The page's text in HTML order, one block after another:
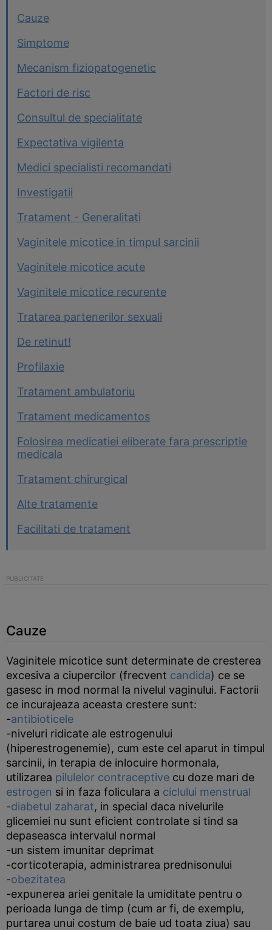
Cauze
Simptome
Mecanism fiziopatogenetic
Factori de risc
Consultul de specialitate
Expectativa vigilenta
Medici specialisti recomandati
Investigatii
Tratament - Generalitati
Vaginitele micotice in timpul sarcinii
Vaginitele micotice acute
Vaginitele micotice recurente
Tratarea partenerilor sexuali
De retinut!
Profilaxie
Tratament ambulatoriu
Tratament medicamentos
Folosirea medicatiei eliberate fara prescriptie
medicala
Tratament chirurgical
Alte tratamente
Facilitati de tratament
Cauze
Vaginitele micotice sunt determinate de cresterea
excesiva a ciupercilor (frecvent candida) ce se
gasesc in mod normal la nivelul vaginului. Factorii
ce incurajeaza aceasta crestere sunt:
-antibioticele
-niveluri ridicate ale estrogenului
(hiperestrogenemie), cum este cel aparut in timpul
sarcinii, in terapia de inlocuire hormonala,
utilizarea pilulelor contraceptive cu doze mari de
estrogen si in faza foliculara a ciclului menstrual
-diabetul zaharat, in special daca nivelurile
glicemiei nu sunt eficient controlate si tind sa
depaseasca intervalul normal
-un sistem imunitar deprimat
-corticoterapia, administrarea prednisonului
-obezitatea
-expunerea ariei genitale la umiditate pentru o
perioada lunga de timp (cum ar fi, de exemplu,
purtarea unui costum de baie ud toata ziua) sau